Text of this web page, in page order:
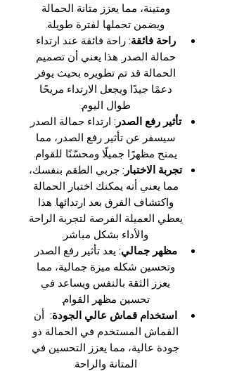
ومتينة، مما يعزز متانة الحمالة
ويضمن تحملها لفترة طويلة.
راحة فائقة:راحة فائقة عند ارتداء
حمالة الصدر. هذا يعني أن تصميم
الحمالة قد تم تطويره بحيث يوفر
دعمًا جيدًا ويجعل الارتداء مريحًا
طوال اليوم.
تأثير رفع الصدر: ارتداء حمالة الصدر
سيسفر عن تأثير رفع الصدر، مما
يمنح مظهرًا جميلًا ومحسّنًا للقوام.
تجربة الاختبار:جربي الطقم بنفسك،
مما يعني أنه يمكنك اختبار الحمالة
واكتشاف الفرق بعد ارتدائها. هذا
يعطي العميلة الفرصة لتجربة الراحة
والأداء بشكل مباشر.
مظهر جمالي: يعد تأثير رفع الصدر
وتحسين شكله ميزة جمالية، مما
يعزز الثقة بالنفس ويساعد في
تحسين مظهر القوام.
استخدام قماش عالي الجودة: أن
القماش المستخدم في الحمالة ذو
جودة عالية، مما يعزز التحسين في
المتانة والراحة.